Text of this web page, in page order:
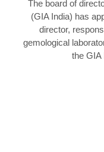
The board of
(GIA India) has
director,
gemological
the GIA